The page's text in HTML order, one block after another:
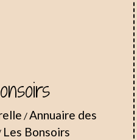
/Annuaire des
Les Bonsoirs